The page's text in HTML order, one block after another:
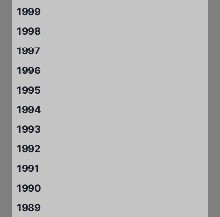
1999
1998
1997
1996
1995
1994
1993
1992
1991
1990
1989